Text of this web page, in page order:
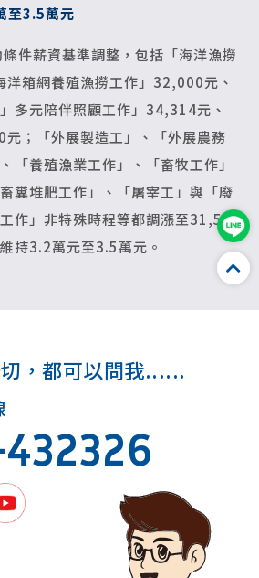
至3.5萬元
件薪資基準調整，包括「海洋漁撈
箱網養殖漁撈工作」32,000元、
多元陪伴照顧工作」34,314元、
元；「外展製造工」、「外展農務
「養殖漁業工作」、「畜牧工作」
糞堆肥工作」、「屠宰工」與「廢
作」非特殊時程等都調漲至31,500
持3.2萬元至3.5萬元。
，都可以問我......